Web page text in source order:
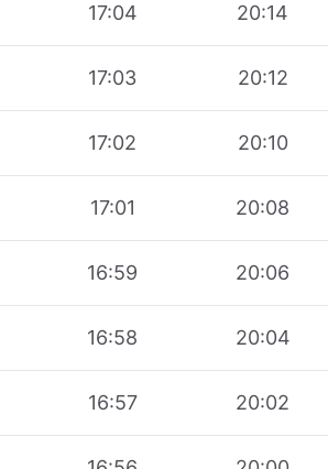
17:04 20:14
17:03 20:12
17:02 20:10
17:01 20:08
16:59 20:06
16:58 20:04
16:57 20:02